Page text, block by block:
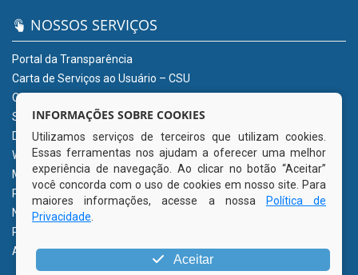
NOSSOS SERVIÇOS
Portal da Transparência
Carta de Serviços ao Usuário – CSU
Ouvidoria Eletrônica
Sistema Eletrônico de Informação ao Cidadão (e-SIC)
Diário Oficial
Webmail
Mapa do Site
Perguntas Frequentemente Questionadas
Nota Fiscal Eletrônica
Portal do Contribuinte
Acessibilidade
INFORMAÇÕES SOBRE COOKIES
Utilizamos serviços de terceiros que utilizam cookies.
Essas ferramentas nos ajudam a oferecer uma melhor
experiência de navegação. Ao clicar no botão “Aceitar”
você concorda com o uso de cookies em nosso site. Para
maiores informações, acesse a nossa
Política de
Privacidade
Aceitar